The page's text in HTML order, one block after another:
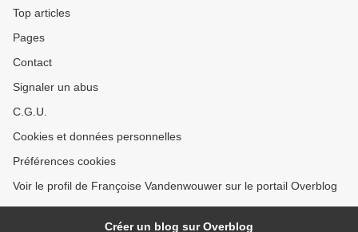
Top articles
Pages
Contact
Signaler un abus
C.G.U.
Cookies et données personnelles
Préférences cookies
Voir le profil de Françoise Vandenwouwer sur le portail Overblog
Créer un blog sur Overblog